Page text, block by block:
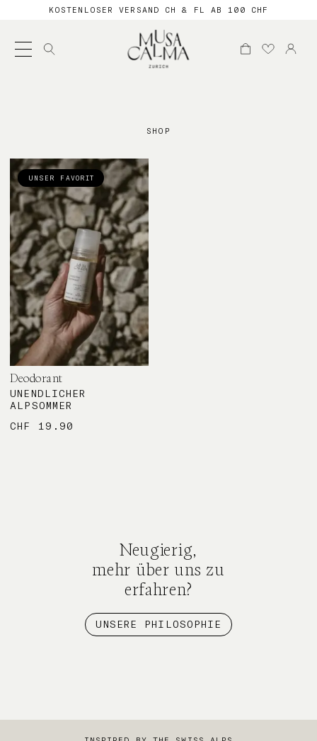
KOSTENLOSER VERSAND CH & FL AB 100 CHF
Suche
nach:
SHOP
Deodorant
UNENDLICHER
ALPSOMMER
CHF
19.90
UNSER FAVORIT
Neugierig,
mehr über uns zu
erfahren?
UNSERE PHILOSOPHIE